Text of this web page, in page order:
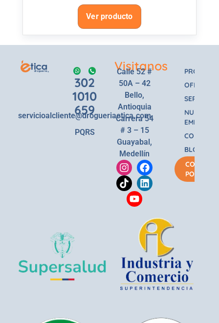
Ver producto
302
1010
659
servicioalcliente@drogueriaetica.com
PQRS
Visitanos
Calle 52 #
50A – 42
Bello,
Antioquia
Carrera 54
# 3 – 15
Guayabal,
Medellín
OFERTAS
SERVICIOS
NUESTRA
EMPRESA
BLOG
COMPRA
POR